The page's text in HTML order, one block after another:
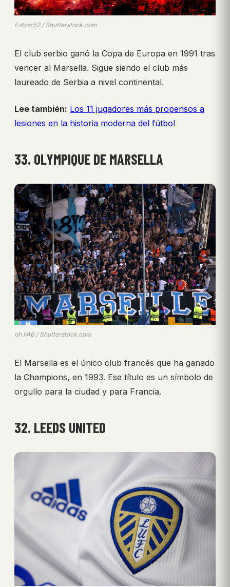
Fotosr52 / Shutterstock.com
El club serbio ganó la Copa de Europa en 1991 tras
vencer al Marsella. Sigue siendo el club más
laureado de Serbia a nivel continental.
Lee también: Los 11 jugadores más propensos a
lesiones en la historia moderna del fútbol
33. OLYMPIQUE DE MARSELLA
ph.FAB / Shutterstock.com
El Marsella es el único club francés que ha ganado
la Champions, en 1993. Ese título es un símbolo de
orgullo para la ciudad y para Francia.
32. LEEDS UNITED